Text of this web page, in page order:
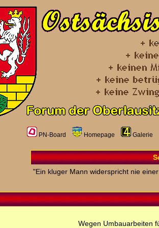
PN-Board Homepage Galerie
"Ein kluger Mann widerspricht nie
Wegen Umbauarbeiten